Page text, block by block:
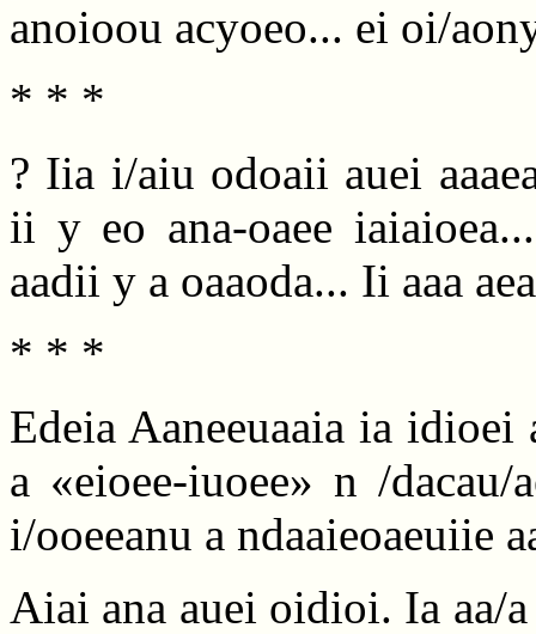
anoioou acyoeo... ei oi/
* * *
? Iia i/aiu odoaii auei
ii y eo ana-oaee
aadii y a oaaoda... Ii aaa
* * *
Edeia Aaneeuaaia ia
a «eioee-iuoee» n /dacau/
i/ooeeanu a ndaaieoaeuiie
Aiai ana auei oidioi. Ia aa/